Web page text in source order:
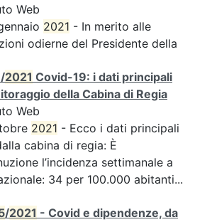
Web
2021 - In merito alle
odierne del Presidente della
2021 Covid-19: i dati principali
della Cabina di Regia
Web
2021 - Ecco i dati principali
cabina di regia: È
l’incidenza settimanale a
34 per 100.000 abitanti...
/2021 - Covid e dipendenze, da